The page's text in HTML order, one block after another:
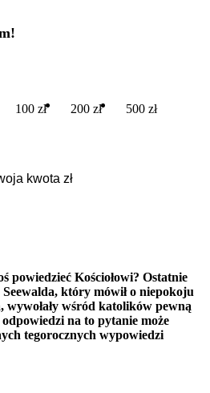
100 zł 200 zł 500 zł
powiedzieć Kościołowi? Ostatnie
który mówił o niepokoju
wywołały wśród katolików pewną
na to pytanie może
tegorocznych wypowiedzi